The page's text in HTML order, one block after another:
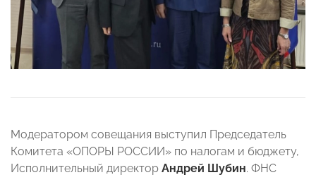
Модератором совещания выступил Председатель
Комитета «ОПОРЫ РОССИИ» по налогам и бюджету,
Исполнительный директор Андрей Шубин. ФНС